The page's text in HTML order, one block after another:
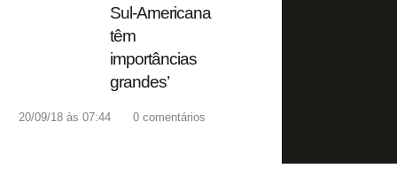
Sul-Americana
têm
importâncias
grandes’
20/09/18 às 07:44 0 comentários